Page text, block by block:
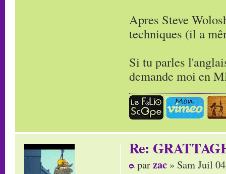
Apres Steve
techniques (il a
Si tu parles
demande moi en
Re:
parzac » Sam Juil